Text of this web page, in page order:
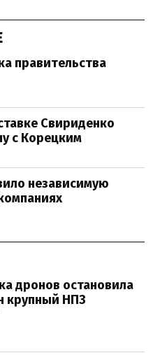
правительства
Свириденко
с Корецким
независимую
дронов остановила
крупный НПЗ